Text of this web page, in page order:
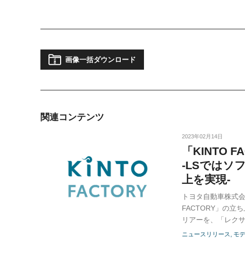
画像一括ダウンロード
関連コンテンツ
2023年02月14日
「KINTO
-LSではソ
上を実現-
トヨタ自動車株式
FACTORY」の立
リアーを、「レク
ニュースリリース モ